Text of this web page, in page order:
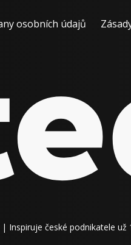
osobních údajů
Inspiruje české podnikatele už